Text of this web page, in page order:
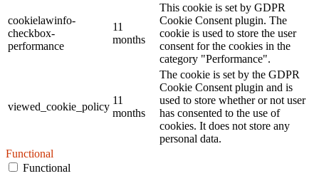
cookielawinfo-
checkbox-
performance
11
months
This cookie is set by GDPR
Cookie Consent plugin. The
cookie is used to store the user
consent for the cookies in the
category "Performance".
viewed_cookie_policy
11
months
The cookie is set by the GDPR
Cookie Consent plugin and is
used to store whether or not user
has consented to the use of
cookies. It does not store any
personal data.
Functional
Functional